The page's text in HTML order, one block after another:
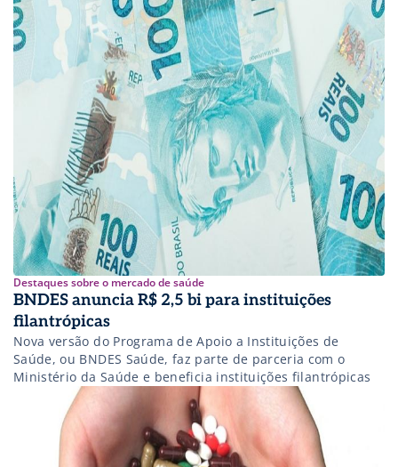
Destaques sobre o mercado de saúde
BNDES anuncia R$ 2,5 bi para instituições
filantrópicas
Nova versão do Programa de Apoio a Instituições de
Saúde, ou BNDES Saúde, faz parte de parceria com o
Ministério da Saúde e beneficia instituições filantrópicas